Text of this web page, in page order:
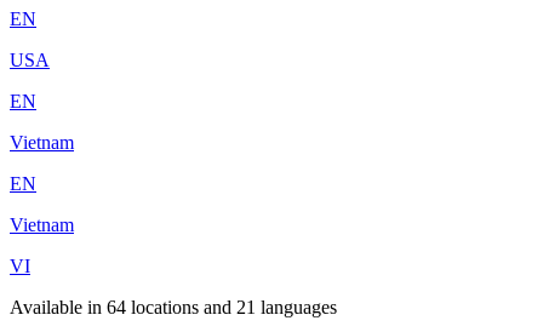
EN
USA
EN
Vietnam
EN
Vietnam
VI
Available in 64 locations and 21 languages